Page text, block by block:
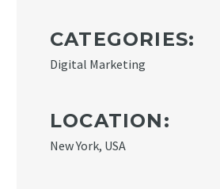
CATEGORIES:
Digital Marketing
LOCATION:
New York, USA